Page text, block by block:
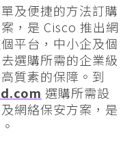
及便捷的方法訂購
，是 Cisco 推出網
平台，中小企及個
選購所需的企業級
質素的保障。到
選購所需設
網絡保安方案，是